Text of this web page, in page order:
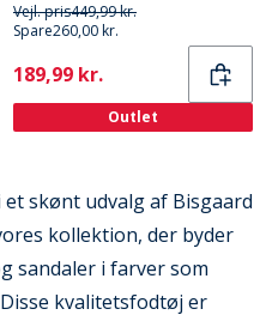
Vejl. pris449,99 kr.
Spare260,00 kr.
Current
189,99 kr.
Outlet
skønt udvalg af Bisgaard
kollektion, der byder
sandaler i farver som
kvalitetsfodtøj er